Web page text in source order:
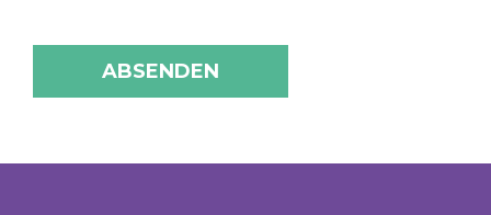
ABSENDEN